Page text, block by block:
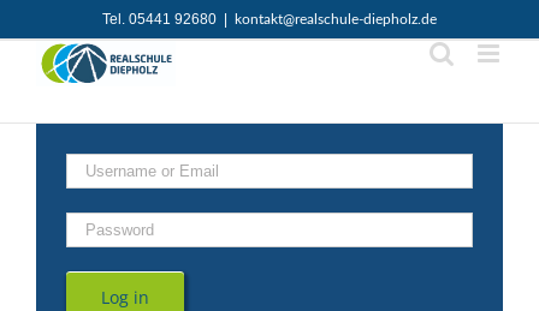
Inhalt
springen
Tel. 05441 92680 kontakt@realschule-diepholz.de
Log in